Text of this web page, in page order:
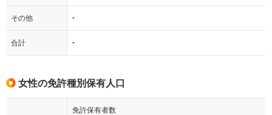
その他 -
合計 -
女性の免許種別保有人口
免許保有者数